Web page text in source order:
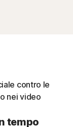
contro le
nei video
tempo